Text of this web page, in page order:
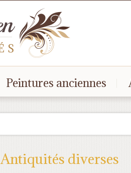
Peintures anciennes
Antiquités diverses